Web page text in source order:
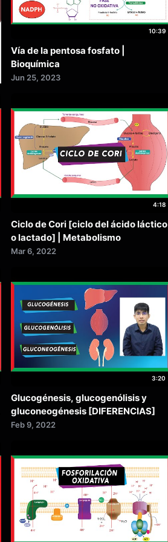
10:39
Vía de la pentosa fosfato |
Bioquímica
Jun 25, 2023
4:18
Ciclo de Cori [ciclo del ácido láctico
o lactado] | Metabolismo
Mar 6, 2022
3:20
Glucogénesis, glucogenólisis y
gluconeogénesis [DIFERENCIAS]
Feb 9, 2022